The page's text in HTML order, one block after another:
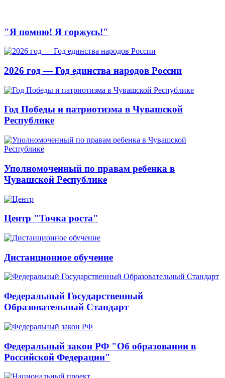
"Я помню! Я горжусь!"
2026 год — Год единства народов России
Год Победы и патриотизма в Чувашской
Республике
Уполномоченный по правам ребенка в
Чувашской Республике
Центр "Точка роста"
Дистанционное обучение
Федеральный Государственный
Образовательный Стандарт
Федеральный закон РФ "Об образовании в
Российской Федерации"